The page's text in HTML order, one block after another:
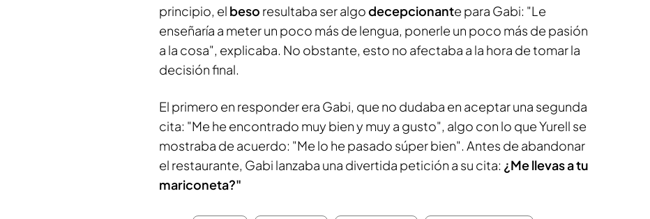
principio, el beso resultaba ser algodecepcionante para Gabi: "Le
enseñaría a meter un poco más de lengua, ponerle un poco más de pasión
a la cosa", explicaba. No obstante, esto no afectaba a la hora de tomar la
decisión final.
El primero en responder era Gabi, que no dudaba en aceptar una segunda
cita: "Me he encontrado muy bien y muy a gusto", algo con lo que Yurell se
mostraba de acuerdo: "Me lo he pasado súper bien". Antes de abandonar
el restaurante, Gabi lanzaba una divertida petición a su cita: ¿Me llevas a tu
mariconeta?"